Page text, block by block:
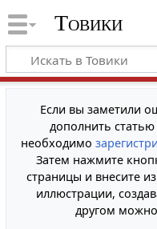
Товики
Если вы заметили
дополнить
необходимо
Затем нажмите
страницы и внесите
иллюстрации,
другом